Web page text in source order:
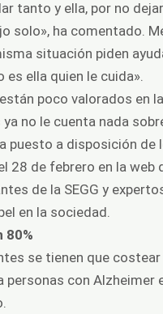
tanto y ella, por no
solo», ha comentado.
situación piden
ella quien le cuida».
poco valorados en
no le cuenta nada
puesto a disposición
28 de febrero en la
de la SEGG y
en la sociedad.
80%
se tienen que
con Alzheimer